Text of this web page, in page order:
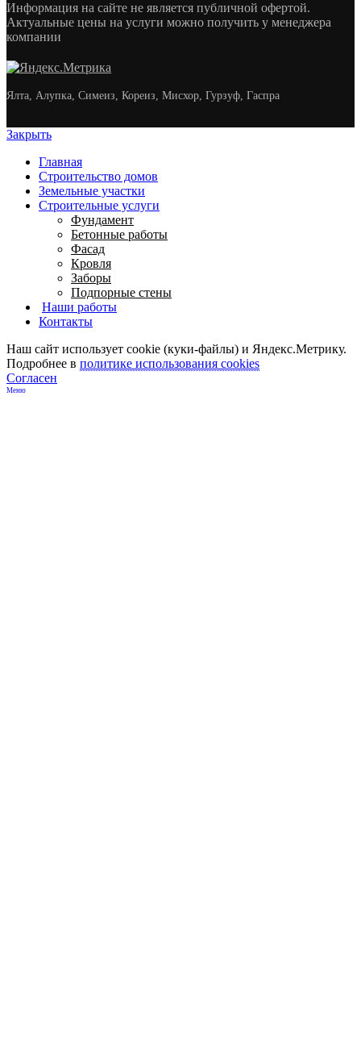
Меню
Информация на сайте не является публичной офертой.
Актуальные цены на услуги можно получить у менеджера
компании
Ялта, Алупка, Симеиз, Кореиз, Мисхор, Гурзуф, Гаспра
Закрыть
Главная
Строительство домов
Земельные участки
Строительные услуги
Фундамент
Бетонные работы
Фасад
Кровля
Заборы
Подпорные стены
Наши работы
Контакты
Наш сайт использует cookie (куки-файлы) и Яндекс.Метрику.
Подробнее в политике использования cookies
Согласен